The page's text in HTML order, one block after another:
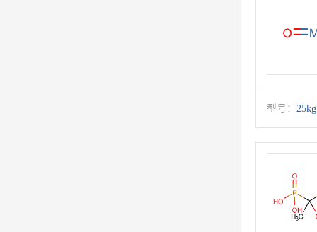
型号： 25kg